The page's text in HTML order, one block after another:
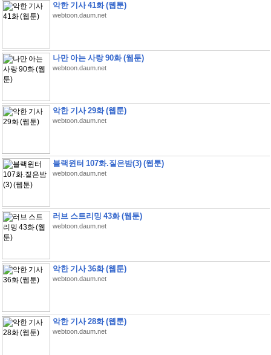
악한 기사 41화 (웹툰)
webtoon.daum.net
나만 아는 사랑 90화 (웹툰)
webtoon.daum.net
악한 기사 29화 (웹툰)
webtoon.daum.net
블랙윈터 107화.짙은밤(3) (웹툰)
webtoon.daum.net
러브 스트리밍 43화 (웹툰)
webtoon.daum.net
악한 기사 36화 (웹툰)
webtoon.daum.net
악한 기사 28화 (웹툰)
webtoon.daum.net